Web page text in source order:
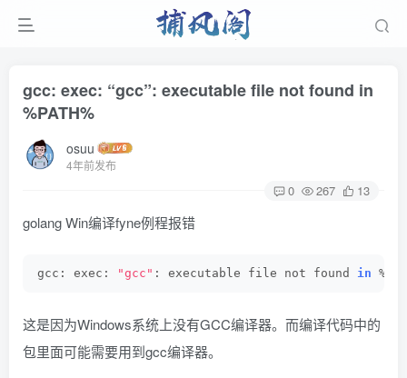
gcc: exec: “gcc”: executable file not found in
%PATH%
osuu
4年前发布
0 267 13
golang Win编译fyne例程报错
gcc: exec: "gcc" : executable file not found in
这是因为Windows系统上没有GCC编译器。而编译代码中的
包里面可能需要用到gcc编译器。